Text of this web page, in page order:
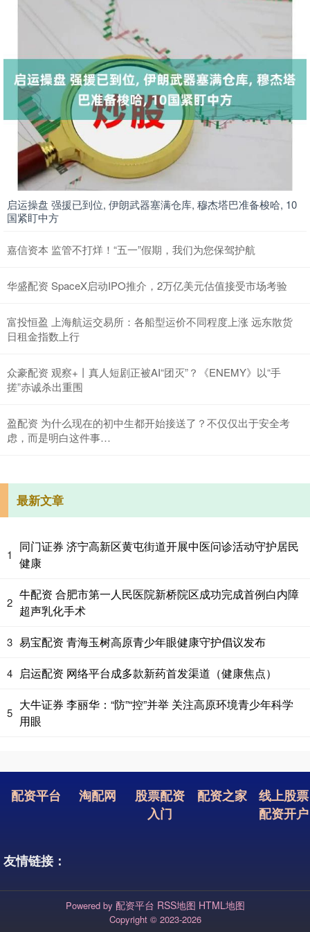
启运操盘 强援已到位, 伊朗武器塞满仓库, 穆杰塔巴准备梭哈, 10
国紧盯中方
嘉信资本 监管不打烊！“五一”假期，我们为您保驾护航
华盛配资 SpaceX启动IPO推介，2万亿美元估值接受市场考验
富投恒盈 上海航运交易所：各船型运价不同程度上涨 远东散货
日租金指数上行
众豪配资 观察+丨真人短剧正被AI“团灭”？《ENEMY》以“手
搓”赤诚杀出重围
盈配资 为什么现在的初中生都开始接送了？不仅仅出于安全考
虑，而是明白这件事…
最新文章
1
同门证券 济宁高新区黄屯街道开展中医问诊活动守护居民
健康
2
牛配资 合肥市第一人民医院新桥院区成功完成首例白内障
超声乳化手术
3 易宝配资 青海玉树高原青少年眼健康守护倡议发布
4 启运配资 网络平台成多款新药首发渠道（健康焦点）
5
大牛证券 李丽华：“防”“控”并举 关注高原环境青少年科学
用眼
配资平台 淘配网
股票配资
入门
配资之家
线上股票
配资开户
友情链接：
Powered by 配资平台 RSS地图 HTML地图
Copyright © 2023-2026